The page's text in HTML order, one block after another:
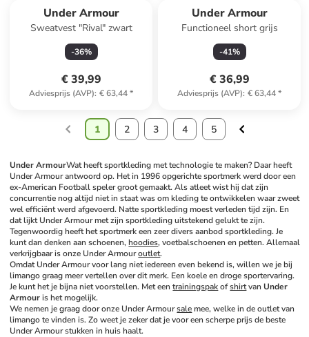
Under Armour
Sweatvest "Rival" zwart
-36%
€ 39,99
Adviesprijs (AVP): € 63,44*
Under Armour
Functioneel short grijs
-41%
€ 36,99
Adviesprijs (AVP): € 63,44*
1 2 3 4 5
Under ArmourWat heeft sportkleding met technologie te maken? Daar heeft
Under Armour antwoord op. Het in 1996 opgerichte sportmerk werd door een
ex-American Football speler groot gemaakt. Als atleet wist hij dat zijn
concurrentie nog altijd niet in staat was om kleding te ontwikkelen waar zweet
wel efficiënt werd afgevoerd. Natte sportkleding moest verleden tijd zijn. En
dat lijkt Under Armour met zijn sportkleding uitstekend gelukt te zijn.
Tegenwoordig heeft het sportmerk een zeer divers aanbod sportkleding. Je
kunt dan denken aan schoenen, hoodies, voetbalschoenen en petten. Allemaal
verkrijgbaar is onze Under Armour outlet.
Omdat Under Armour voor lang niet iedereen even bekend is, willen we je bij
limango graag meer vertellen over dit merk. Een koele en droge sportervaring.
Je kunt het je bijna niet voorstellen. Met een trainingspak of shirt van Under
Armour is het mogelijk.
We nemen je graag door onze Under Armour sale mee, welke in de outlet van
limango te vinden is. Zo weet je zeker dat je voor een scherpe prijs de beste
Under Armour stukken in huis haalt.